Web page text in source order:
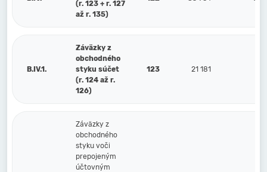
(r. 123 + r. 127
až r. 135)
B.IV.1.
Záväzky z
obchodného
styku súčet
(r. 124 až r.
126)
123 21 181
Záväzky z
obchodného
styku voči
prepojeným
účtovným